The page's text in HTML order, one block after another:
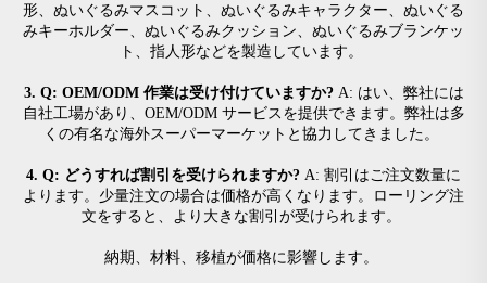
形、ぬいぐるみマスコット、ぬいぐるみキャラクター、ぬいぐる
みキーホルダー、ぬいぐるみクッション、ぬいぐるみブランケッ
ト、指人形などを製造しています。
3. Q: OEM/ODM 作業は受け付けていますか? A: はい、弊社には
自社工場があり、OEM/ODM サービスを提供できます。弊社は多
くの有名な海外スーパーマーケットと協力してきました。
4. Q: どうすれば割引を受けられますか? A: 割引はご注文数量に
よります。少量注文の場合は価格が高くなります。ローリング注
文をすると、より大きな割引が受けられます。
納期、材料、移植が価格に影響します。